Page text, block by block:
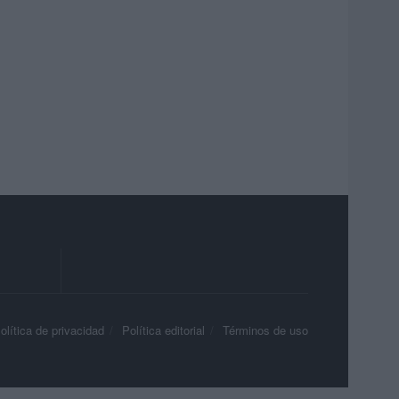
de privacidad Política editorial Términos de uso